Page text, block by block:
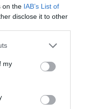
on the IAB’s List of
disclose it to other
or more Google
You may click to
third-party tags to
in below Google
my
a rákkezelési
a rákos
a normálisaktól,
a párost, hogy